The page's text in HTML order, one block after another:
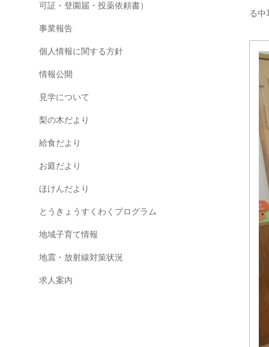
る
可証・登園届・投薬依頼書）
事業報告
個人情報に関する方針
情報公開
見学について
梨の木だより
給食だより
お庭だより
ほけんだより
とうきょうすくわくプログラム
地域子育て情報
地震・放射線対策状況
求人案内